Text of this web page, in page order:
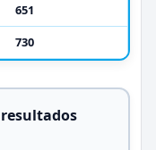
651
730